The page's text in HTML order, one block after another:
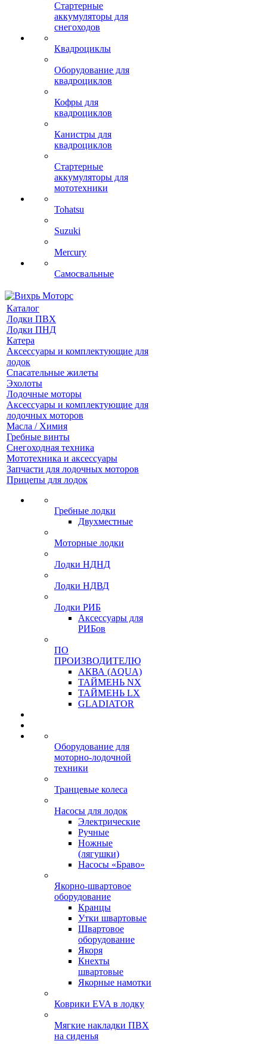
Стартерные
аккумуляторы для
снегоходов
Квадроциклы
Оборудование для
квадроциклов
Кофры для
квадроциклов
Канистры для
квадроциклов
Стартерные
аккумуляторы для
мототехники
Tohatsu
Suzuki
Mercury
Самосвальные
Каталог
Лодки ПВХ
Лодки ПНД
Катера
Аксессуары и комплектующие для
лодок
Спасательные жилеты
Эхолоты
Лодочные моторы
Аксессуары и комплектующие для
лодочных моторов
Масла / Химия
Гребные винты
Снегоходная техника
Мототехника и аксессуары
Запчасти для лодочных моторов
Прицепы для лодок
Гребные лодки
Двухместные
Моторные лодки
Лодки НДНД
Лодки НДВД
Лодки РИБ
Аксессуары для
РИБов
ПО
ПРОИЗВОДИТЕЛЮ
АКВА (AQUA)
ТАЙМЕНЬ NX
ТАЙМЕНЬ LX
GLADIATOR
Оборудование для
моторно-лодочной
техники
Транцевые колеса
Насосы для лодок
Электрические
Ручные
Ножные
(лягушки)
Насосы «Браво»
Якорно-швартовое
оборудование
Кранцы
Утки швартовые
Швартовое
оборудование
Якоря
Кнехты
швартовые
Якорные намотки
Коврики EVA в лодку
Мягкие накладки ПВХ
на сиденья